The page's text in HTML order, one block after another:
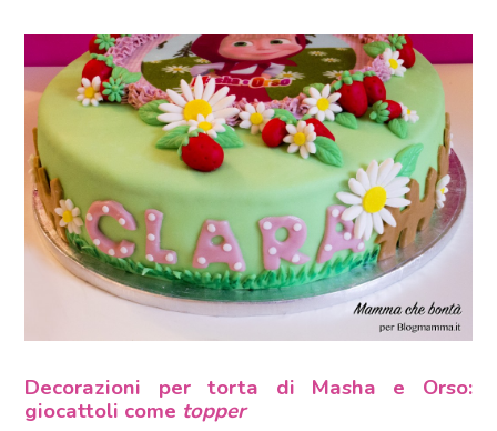
Decorazioni per torta di Masha e Orso:
giocattoli come topper